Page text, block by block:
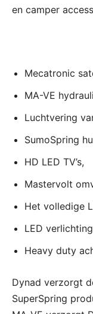
en camper
Mecatronic
MA-VE
Luchtvering
SumoSpring
HD LED TV’s,
Mastervolt
Het volledige
LED
Heavy duty
Dynad verzorgt
SuperSpring